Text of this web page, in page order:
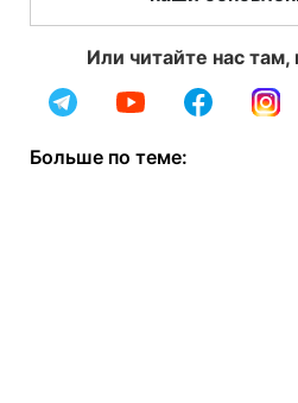
Или читайте нас там,
Больше по теме: